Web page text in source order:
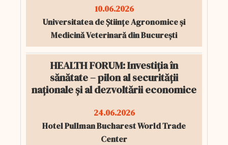
10.06.2026
Universitatea de Științe Agronomice și
Medicină Veterinară din București
HEALTH FORUM: Investiția în
sănătate – pilon al securității
naționale și al dezvoltării economice
24.06.2026
Hotel Pullman Bucharest World Trade
Center